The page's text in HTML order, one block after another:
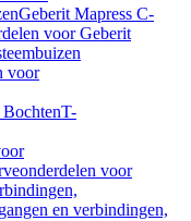
Geberit Mapress C-
voor Geberit
voor
T-
voor
en verbindingen,